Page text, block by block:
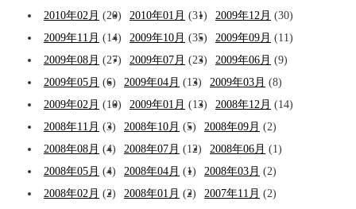
2010年02月 (20) 2010年01月 (31) 2009年12月 (30)
2009年11月 (14) 2009年10月 (35) 2009年09月 (11)
2009年08月 (27) 2009年07月 (23) 2009年06月 (9)
2009年05月 (6) 2009年04月 (13) 2009年03月 (8)
2009年02月 (10) 2009年01月 (13) 2008年12月 (14)
2008年11月 (3) 2008年10月 (5) 2008年09月 (2)
2008年08月 (4) 2008年07月 (12) 2008年06月 (1)
2008年05月 (4) 2008年04月 (1) 2008年03月 (2)
2008年02月 (2) 2008年01月 (2) 2007年11月 (2)